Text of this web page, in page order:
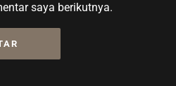
saya berikutnya.